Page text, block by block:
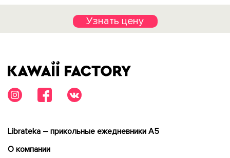
Узнать цену
Librateka – прикольные ежедневники А5
О компании